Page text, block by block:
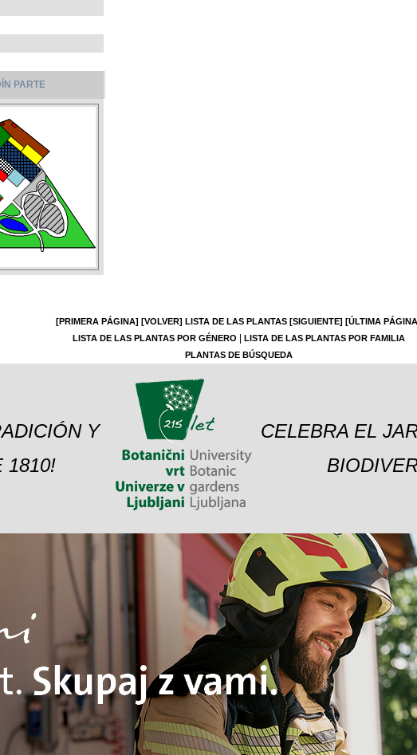
PARTE
[PRIMERA PÁGINA] [VOLVER] LISTA DE LAS PLANTAS [SIGUIENTE] [ÚLTIMA
LISTA DE LAS PLANTAS POR GÉNERO
LISTA DE LAS PLANTAS POR FAMILIA
PLANTAS DE BÚSQUEDA
Y
1810!
CELEBRA EL